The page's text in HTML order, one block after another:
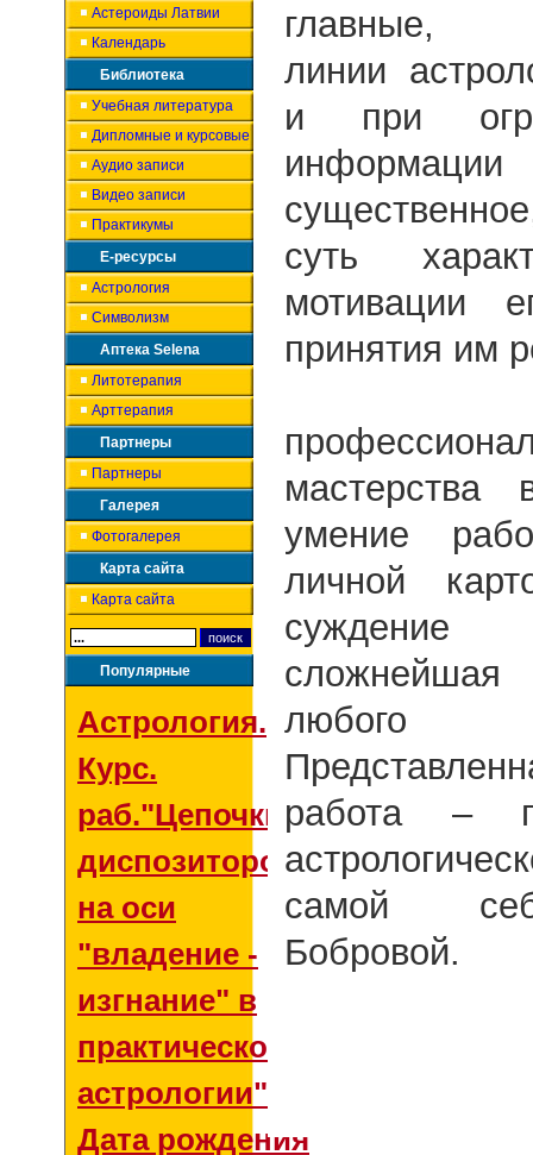
Астероиды Латвии
Календарь
Библиотека
Учебная литература
Дипломные и курсовые
Аудио записи
Видео записи
Практикумы
Е-ресурсы
Астрология
Символизм
Аптека Selena
Литотерапия
Арттерапия
Партнеры
Партнеры
Галерея
Фотогалерея
Карта сайта
Карта сайта
Популярные
Астрология.
Курс.
раб."Цепочки
диспозиторов
на оси
"владение -
изгнание" в
практической
астрологии"
Дата рождения
главные,
линии
и при
суть
мотивации
принятия им
мастерства
умение
личной
любого
работа –
самой
Бобровой.